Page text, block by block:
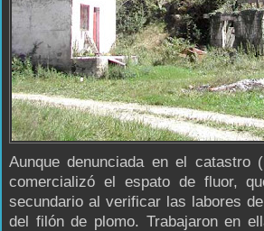
Aunque denunciada en el catastro
comercializó el espato de fluor,
secundario al verificar las labores
del filón de plomo. Trabajaron en